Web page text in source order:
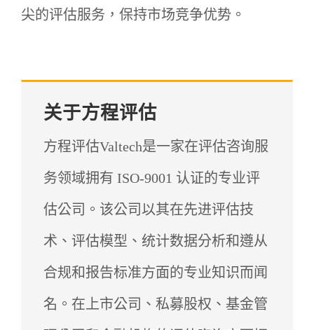
尖的评估服务，保持市场竞争优势。
关于方程评估
方程评估Valtech是一家在评估咨询服
务领域拥有 ISO-9001 认证的专业评
估公司。该公司以其在先进评估技
术、评估模型、统计数据分析和遵从
合规和报告标准方面的专业知识而闻
名。在上市公司、私募股权、基金管